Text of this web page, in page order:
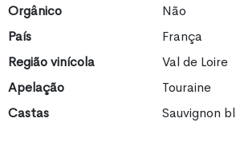
Orgânico
Não
País
França
Região vinícola
Val de Loire
Apelação
Touraine
Castas
Sauvignon